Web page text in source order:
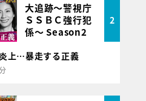
大追跡～警視庁
ＳＳＢＣ強行犯
係～ Season2
2
上…暴走する正義